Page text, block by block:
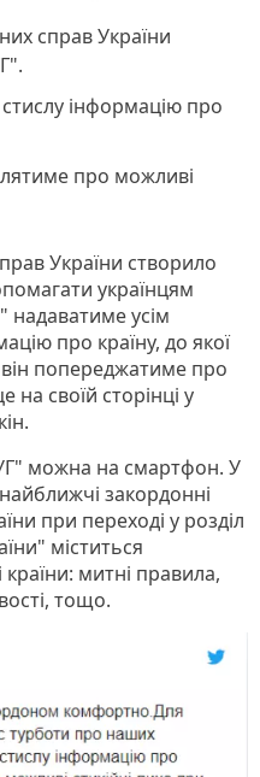
справ України
інформацію про
про можливі
України створило
українцям
надаватиме усім
про країну, до якої
попереджатиме про
на своїй сторінці у
можна на смартфон. У
закордонні
при переході у розділ
міститься
митні правила,
тощо.